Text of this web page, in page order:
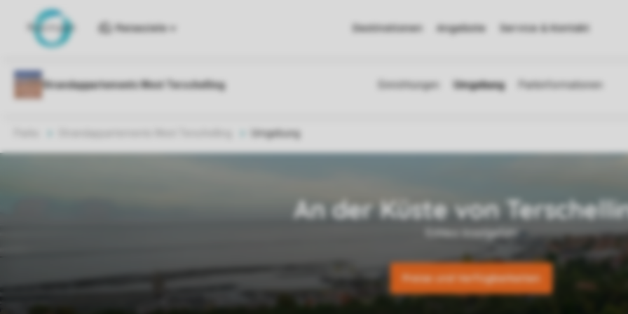
Reiseziele Destinationen Angebote Service & Kontakt
Umgebung
Preise und Verfügbarkeiten